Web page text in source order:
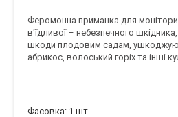
Феромонна приманка для
в'їдливої ​​– небезпечного
шкоди плодовим садам,
абрикос, волоський горіх та інші
Фасовка: 1 шт.